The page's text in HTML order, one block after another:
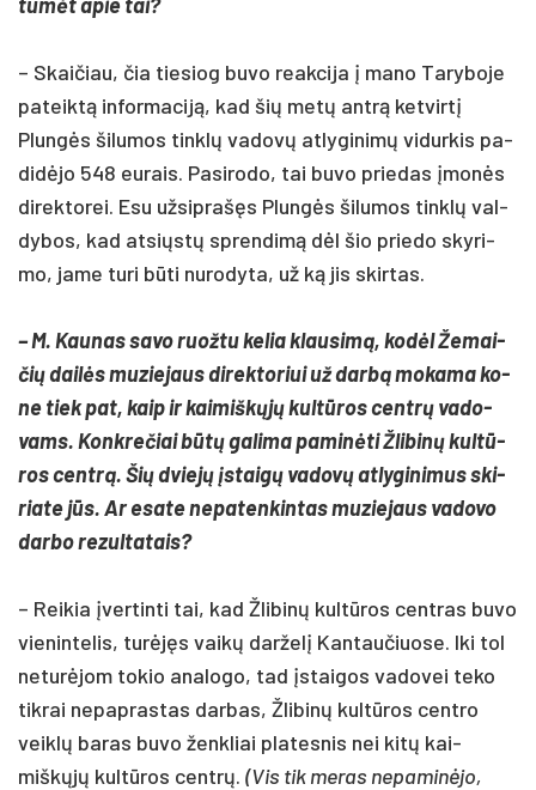
– Skai­čiau, čia tie­siog bu­vo reak­ci­ja į ma­no Ta­ry­bo­je
pa­teiktą in­for­ma­ciją, kad šių metų ant­rą ket­virtį
Plungės ši­lu­mos tinklų va­dovų at­ly­gi­nimų vi­dur­kis pa­
didė­jo 548 eu­rais. Pa­si­ro­do, tai bu­vo prie­das įmonės
di­rek­to­rei. Esu už­sip­rašęs Plungės ši­lu­mos tinklų val­
dy­bos, kad at­si­ųstų spren­dimą dėl šio prie­do sky­ri­
mo, ja­me tu­ri būti nu­ro­dy­ta, už ką jis skir­tas.
– M. Kau­nas sa­vo ruož­tu ke­lia klau­simą, kodėl Že­mai­
čių dailės mu­zie­jaus di­rek­to­riui už darbą mo­ka­ma ko­
ne tiek pat, kaip ir kai­miškųjų kultū­ros centrų va­do­
vams. Konk­re­čiai būtų ga­li­ma pa­minė­ti Žli­binų kultū­
ros centrą. Šių dviejų įstaigų va­dovų at­ly­gi­ni­mus ski­
ria­te jūs. Ar esa­te ne­pa­ten­kin­tas mu­zie­jaus va­do­vo
dar­bo re­zul­ta­tais?
– Rei­kia įver­tin­ti tai, kad Žli­binų kultū­ros cent­ras bu­vo
vie­nin­te­lis, turėjęs vaikų dar­želį Kan­tau­čiuo­se. Iki tol
ne­turė­jom to­kio ana­lo­go, tad įstai­gos va­do­vei te­ko
tik­rai ne­pap­ras­tas dar­bas, Žli­binų kultū­ros cent­ro
veiklų ba­ras bu­vo ženk­liai pla­tes­nis nei kitų kai­
miškųjų kultū­ros centrų. (Vis tik me­ras ne­pa­minė­jo,